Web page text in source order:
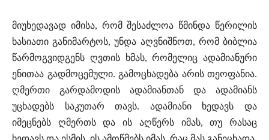
მიუხედავად იმისა, რომ შესაძლოა წმინდა წერილის
ხასიათი განიმარტოს, უნდა აღვნიშნოთ, რომ ბიბლია
წარმოგვიდგენს ღვთის ხმას, რომელიც ადამიანური
ენითაა გადმოცემული. გამოცხადება არის თეოფანია.
ღმერთი გარდამოდის ადამიანთან და ადამიანს
უცხადებს საკუთარ თავს. ადამიანი ხედავს და
იმეცნებს ღმერთს და ის აღწერს იმას, თუ რასაც